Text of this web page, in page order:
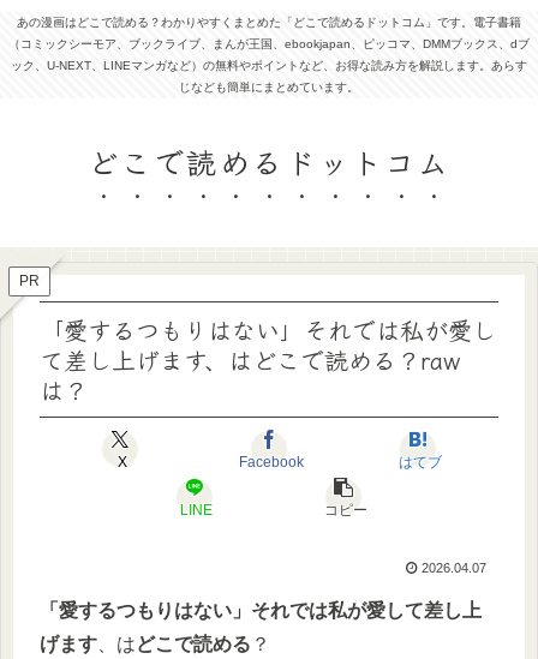
あの漫画はどこで読める？わかりやすくまとめた「どこで読めるドットコム」です。電子書籍
（コミックシーモア、ブックライブ、まんが王国、ebookjapan、ピッコマ、DMMブックス、dブ
ック、U-NEXT、LINEマンガなど）の無料やポイントなど、お得な読み方を解説します。あらす
じなども簡単にまとめています。
どこで読めるドットコム
PR
「愛するつもりはない」それでは私が愛し
て差し上げます、はどこで読める？raw
は？
X Facebook はてブ
LINE コピー
2026.04.07
「愛するつもりはない」それでは私が愛して差し上
げます 、はどこで読める ？